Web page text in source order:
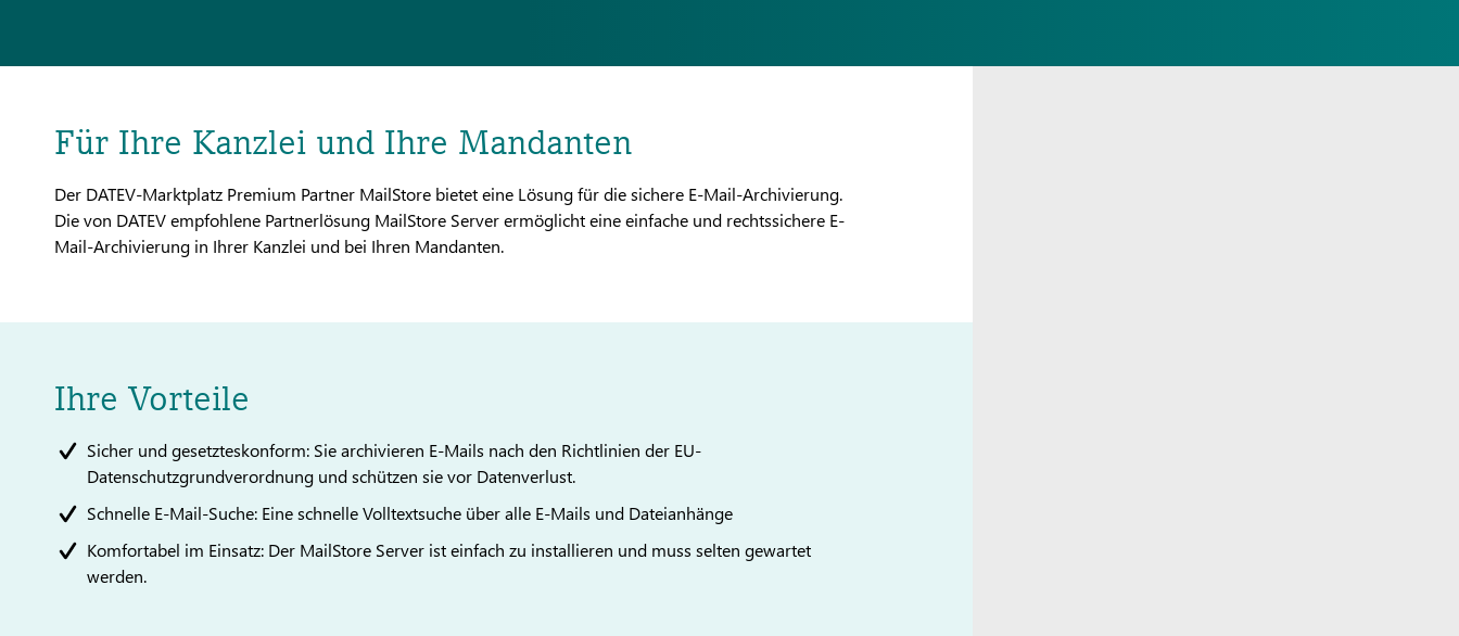
Für Ihre Kanzlei und Ihre Mandanten
Der DATEV-Marktplatz Premium Partner MailStore bietet eine Lösung für die sichere E-Mail-Archivierung.
Die von DATEV empfohlene Partnerlösung MailStore Server ermöglicht eine einfache und rechtssichere E-
Mail-Archivierung in Ihrer Kanzlei und bei Ihren Mandanten.
Ihre Vorteile
Sicher und gesetzteskonform: Sie archivieren E-Mails nach den Richtlinien der EU-
Datenschutzgrundverordnung und schützen sie vor Datenverlust.
Schnelle E-Mail-Suche: Eine schnelle Volltextsuche über alle E-Mails und Dateianhänge
Komfortabel im Einsatz: Der MailStore Server ist einfach zu installieren und muss selten gewartet
werden.